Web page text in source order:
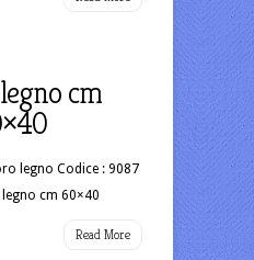
cm
legno Codice : 9087
cm 60×40
Read More